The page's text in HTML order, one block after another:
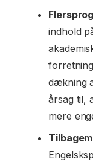
indhold
dækning
årsag til,
mere